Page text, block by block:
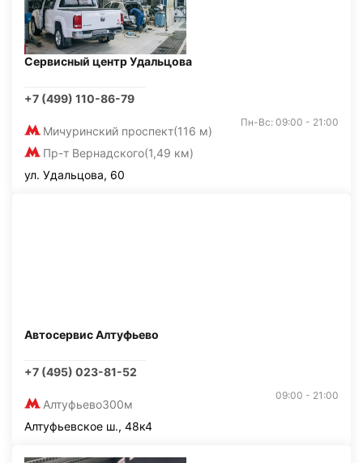
Сервисный центр Удальцова
+7 (499) 110-86-79
Мичуринский проспект(116 м)
Пр-т Вернадского(1,49 км)
Пн-Вс: 09:00 - 21:00
ул. Удальцова, 60
Автосервис Алтуфьево
+7 (495) 023-81-52
Алтуфьево300м
09:00 - 21:00
Алтуфьевское ш., 48к4